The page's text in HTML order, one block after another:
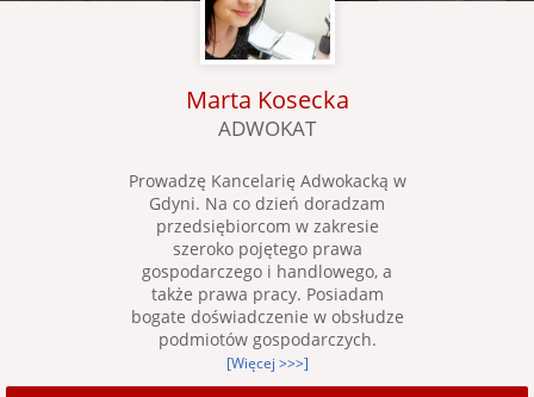
Marta Kosecka
ADWOKAT
Prowadzę Kancelarię Adwokacką w
Gdyni. Na co dzień doradzam
przedsiębiorcom w zakresie
szeroko pojętego prawa
gospodarczego i handlowego, a
także prawa pracy. Posiadam
bogate doświadczenie w obsłudze
podmiotów gospodarczych.
[Więcej >>>]